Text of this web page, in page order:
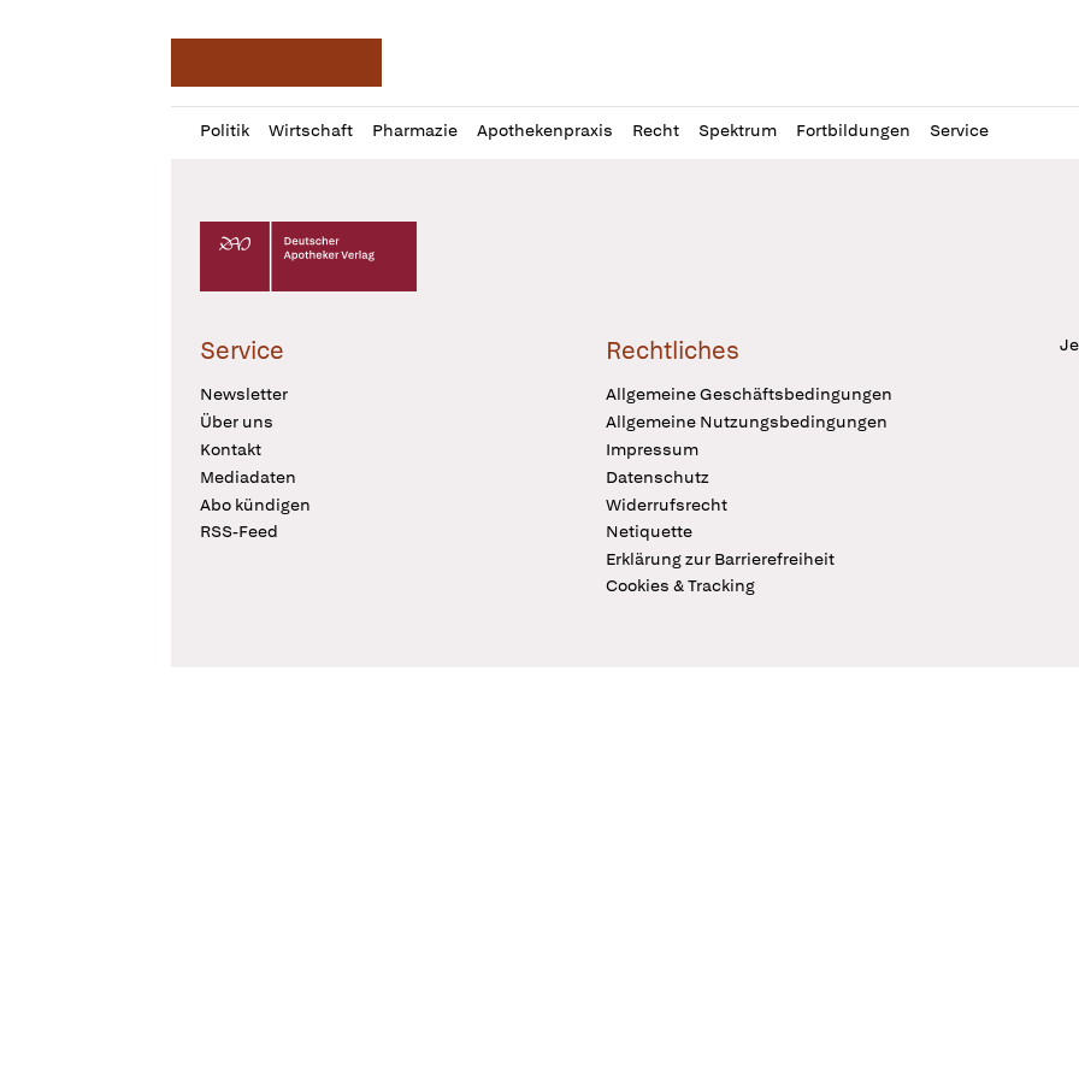
Politik Wirtschaft Pharmazie Apothekenpraxis Recht Spektrum Fortbildungen Service
Profil
öffnen
Daz
Pur
Deutscher Apotheker Verlag Logo
Service
Newsletter
Über uns
Kontakt
Mediadaten
Abo kündigen
RSS-Feed
Rechtliches
Allgemeine Geschäftsbedingungen
Allgemeine Nutzungsbedingungen
Impressum
Datenschutz
Widerrufsrecht
Netiquette
Erklärung zur Barrierefreiheit
Cookies & Tracking